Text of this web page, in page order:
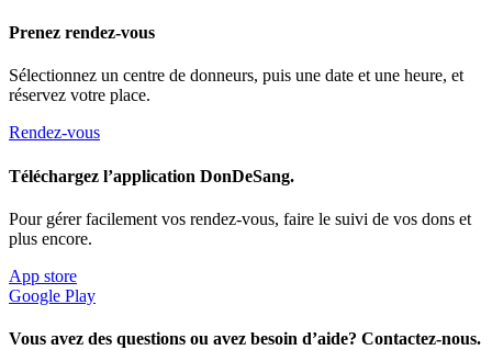
Prenez rendez-vous
Sélectionnez un centre de donneurs, puis une date et une heure, et
réservez votre place.
Rendez-vous
Téléchargez l’application DonDeSang.
Pour gérer facilement vos rendez-vous, faire le suivi de vos dons et
plus encore.
App store
Google Play
Vous avez des questions ou avez besoin d’aide? Contactez-nous.